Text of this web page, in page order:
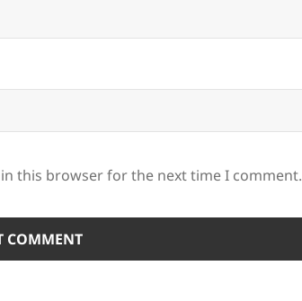
this browser for the next time I comment.